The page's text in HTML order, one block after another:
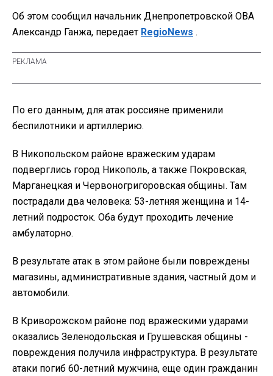
Об этом сообщил начальник Днепропетровской ОВА
Александр Ганжа, передает RegioNews .
По его данным, для атак россияне применили
беспилотники и артиллерию.
В Никопольском районе вражеским ударам
подверглись город Никополь, а также Покровская,
Марганецкая и Червоногригоровская общины. Там
пострадали два человека: 53-летняя женщина и 14-
летний подросток. Оба будут проходить лечение
амбулаторно.
В результате атак в этом районе были повреждены
магазины, административные здания, частный дом и
автомобили.
В Криворожском районе под вражескими ударами
оказались Зеленодольская и Грушевская общины -
повреждения получила инфраструктура. В результате
атаки погиб 60-летний мужчина, еще один гражданин